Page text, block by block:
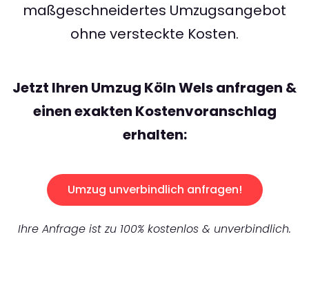
maßgeschneidertes Umzugsangebot
ohne versteckte Kosten.
Jetzt Ihren Umzug Köln Wels anfragen &
einen exakten Kostenvoranschlag
erhalten:
Umzug unverbindlich anfragen!
Ihre Anfrage ist zu 100% kostenlos & unverbindlich.